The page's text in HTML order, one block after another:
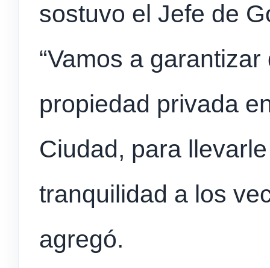
sostuvo el Jefe de
“Vamos a
propiedad privada
Ciudad, para
tranquilidad a los
agregó.